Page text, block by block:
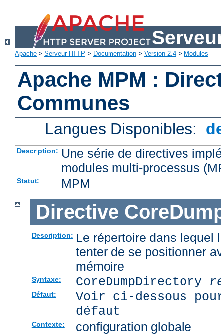
Apache > Serveur HTTP > Documentation > Version 2.4 > Modules
Apache MPM :
Communes
Langues Disponibles:
Description: Une série de directives
modules multi-processus
Statut: MPM
Directive
Description: Le répertoire dans lequel
tenter de se positionner
mémoire
Syntaxe: CoreDumpDirectory
Défaut:
Voir ci-dessous
défaut
Contexte: configuration globale